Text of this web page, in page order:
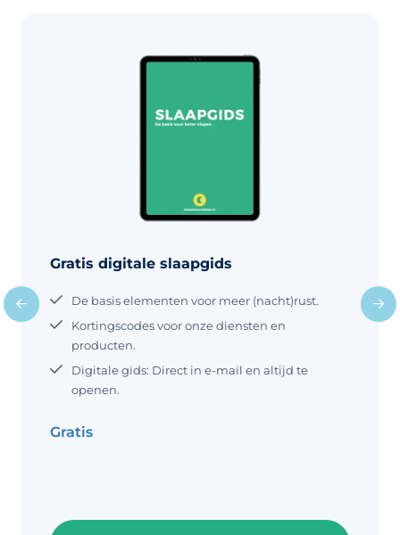
Gratis digitale slaapgids
De basis elementen voor meer (nacht)rust.
Kortingscodes voor onze diensten en
producten.
Digitale gids: Direct in e-mail en altijd te
openen.
Gratis